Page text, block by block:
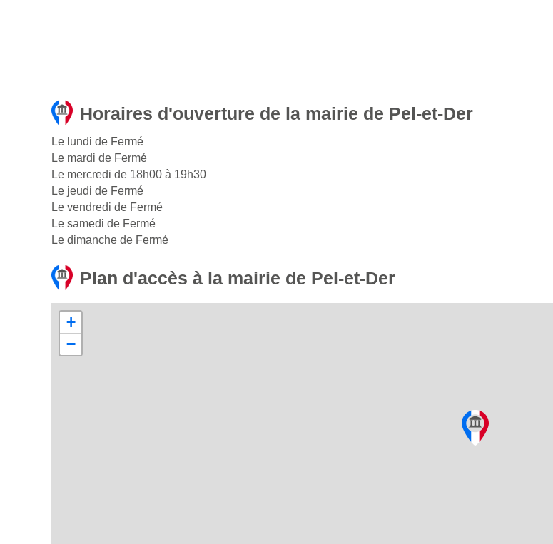
Horaires d'ouverture de la mairie de Pel-et-Der
Le lundi de Fermé
Le mardi de Fermé
Le mercredi de 18h00 à 19h30
Le jeudi de Fermé
Le vendredi de Fermé
Le samedi de Fermé
Le dimanche de Fermé
Plan d'accès à la mairie de Pel-et-Der
+
−